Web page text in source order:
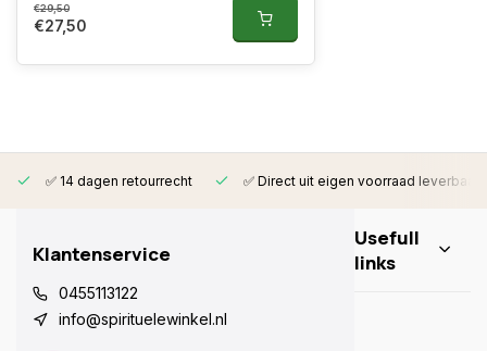
€29,50
€27,50
✅ 14 dagen retourrecht ✅ Direct uit eigen voorraad leverbaar
Klantenservice
0455113122
info@spirituelewinkel.nl
Usefull
links